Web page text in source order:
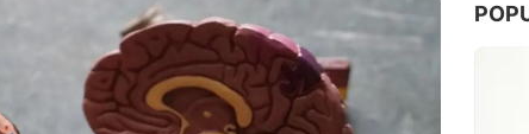
Copy Link